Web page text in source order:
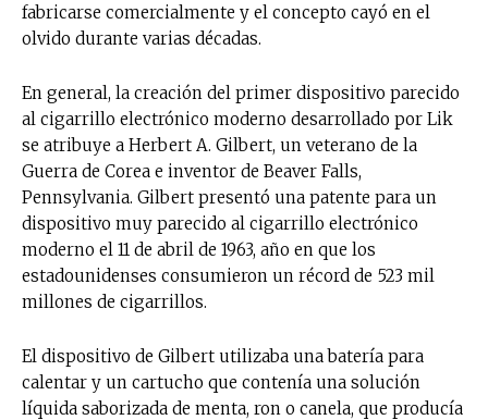
fabricarse comercialmente y el concepto cayó en el
olvido durante varias décadas.
En general, la creación del primer dispositivo parecido
al cigarrillo electrónico moderno desarrollado por Lik
se atribuye a Herbert A. Gilbert, un veterano de la
Guerra de Corea e inventor de Beaver Falls,
Pennsylvania. Gilbert presentó una patente para un
dispositivo muy parecido al cigarrillo electrónico
moderno el 11 de abril de 1963, año en que los
estadounidenses consumieron un récord de 523 mil
millones de cigarrillos.
El dispositivo de Gilbert utilizaba una batería para
calentar y un cartucho que contenía una solución
líquida saborizada de menta, ron o canela, que producía